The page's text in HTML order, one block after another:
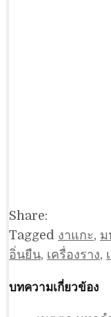
Share:
Tagged งาแกะ, ม
อิ่นยืน, เครื่องราง,
บทความเกี่ยวข้อง